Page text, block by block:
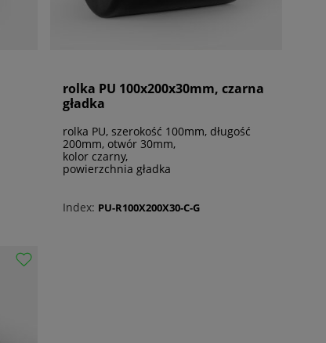
rolka PU 100x200x30mm, czarna
gładka
rolka PU, szerokość 100mm, długość
200mm, otwór 30mm,
kolor czarny,
powierzchnia gładka
Index: PU-R100X200X30-C-G